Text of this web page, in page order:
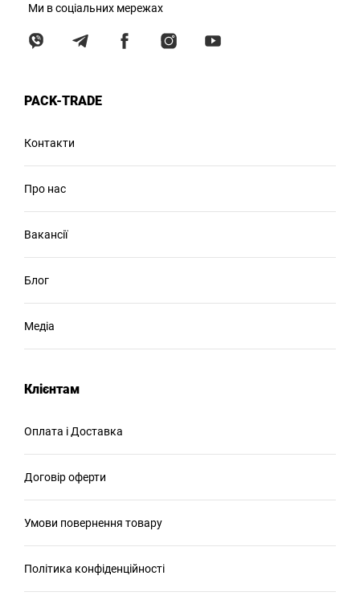
Ми в соціальних мережах
PACK-TRADE
Контакти
Про нас
Вакансії
Блог
Медіа
Клієнтам
Оплата і Доставка
Договір оферти
Умови повернення товару
Політика конфіденційності